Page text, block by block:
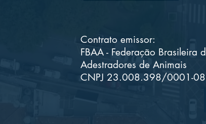
Contrato emissor:
FBAA - Federação Brasileira
Adestradores de Animais
CNPJ 23.008.398/0001-08